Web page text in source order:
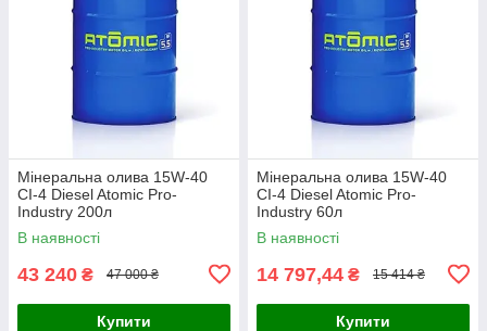
Мінеральна олива 15W-40
CI-4 Diesel Atomic Pro-
Industry 200л
В наявності
43 240 ₴ 47 000 ₴
Купити
Мінеральна олива 15W-40
CI-4 Diesel Atomic Pro-
Industry 60л
В наявності
14 797,44 ₴ 15 414 ₴
Купити